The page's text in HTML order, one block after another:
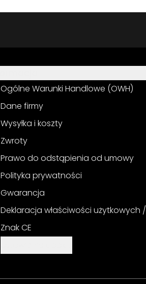
Ogólne Warunki Handlowe (OWH)
Dane firmy
Wysyłka i koszty
Zwroty
Prawo do odstąpienia od umowy
Polityka prywatności
Gwarancja
Deklaracja właściwości użytkowych /
Znak CE